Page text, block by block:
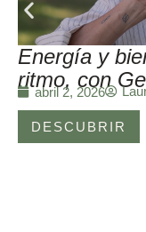
Energía y
ritmo, con
abril 2, 2026
DESCUBRIR